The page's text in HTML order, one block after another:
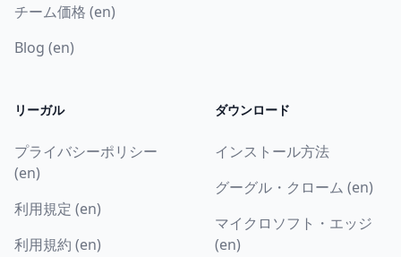
チーム価格 (en)
Blog (en)
リーガル
プライバシーポリシー
(en)
利用規定 (en)
利用規約 (en)
ダウンロード
インストール方法
グーグル・クローム (en)
マイクロソフト・エッジ
(en)